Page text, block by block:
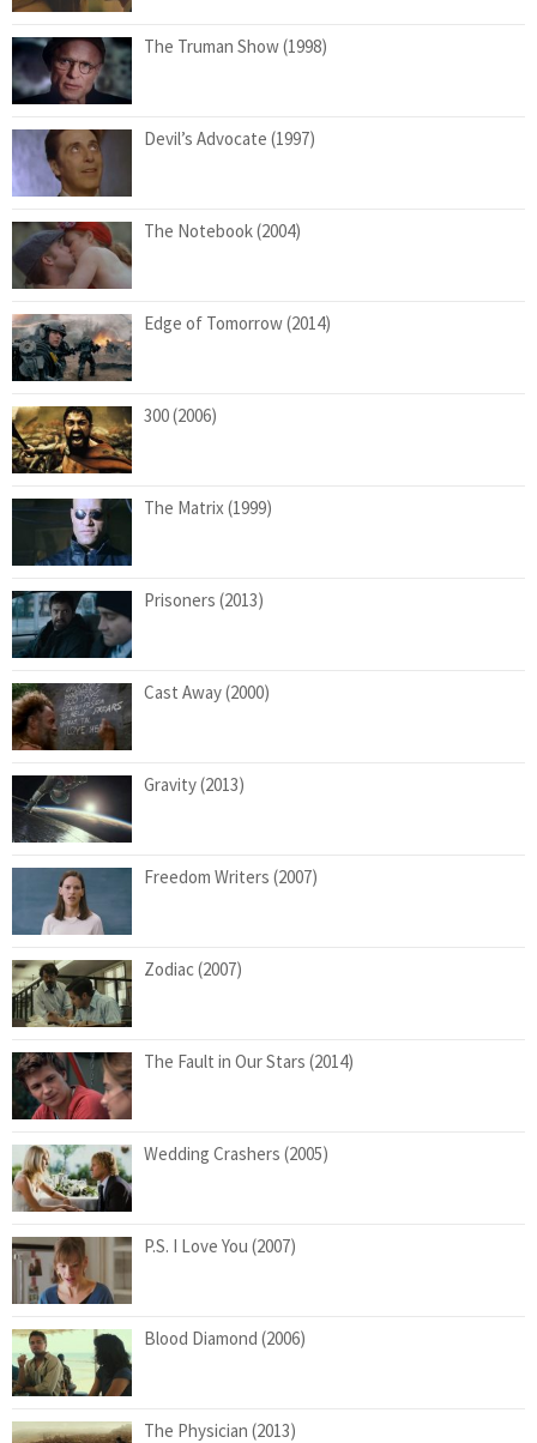
The Truman Show (1998)
Devil’s Advocate (1997)
The Notebook (2004)
Edge of Tomorrow (2014)
300 (2006)
The Matrix (1999)
Prisoners (2013)
Cast Away (2000)
Gravity (2013)
Freedom Writers (2007)
Zodiac (2007)
The Fault in Our Stars (2014)
Wedding Crashers (2005)
P.S. I Love You (2007)
Blood Diamond (2006)
The Physician (2013)